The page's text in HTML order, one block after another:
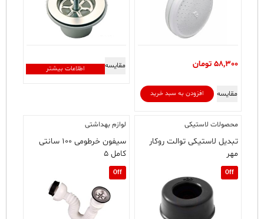
58,300 تومان
افزودن به سبد خرید مقایسه
اطلاعات بیشتر مقایسه
محصولات لاستیکی
تبدیل لاستیکی توالت روکار
مهر
Off
لوازم بهداشتی
سیفون خرطومی ۱۰۰ سانتی
کامل ۵
Off